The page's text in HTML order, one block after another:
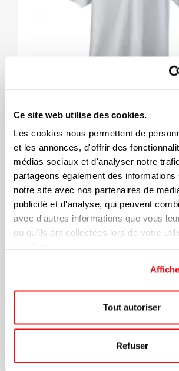
Ce site web utilise des cookies.
Les cookies nous permettent de
et les annonces, d'offrir des
médias sociaux et d'analyser notre
partageons également des
notre site avec nos partenaires de
publicité et d'analyse, qui peuvent
avec d'autres informations que vous
ou qu'ils ont collectées lors de votre
Tout autoriser
Refuser
Polo À Manches Courtes
MORENO
32.99